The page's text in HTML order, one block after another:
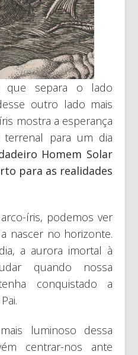
que separa o lado
outro lado mais
mostra a esperança
para um dia
Homem Solar
para as realidades
íris, podemos ver
nascer no horizonte.
a aurora imortal à
quando nossa
conquistado a
luminoso dessa
centrar-nos ante